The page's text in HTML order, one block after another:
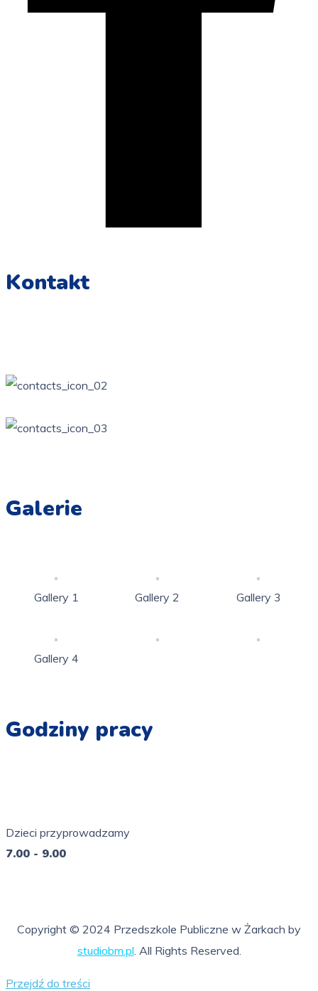
Kontakt
Galerie
Gallery 1 Gallery 2 Gallery 3
Gallery 4
Godziny pracy
Dzieci przyprowadzamy
7.00 - 9.00
Copyright © 2024 Przedszkole Publiczne w Żarkach by
studiobm.pl . All Rights Reserved.
Przejdź do treści